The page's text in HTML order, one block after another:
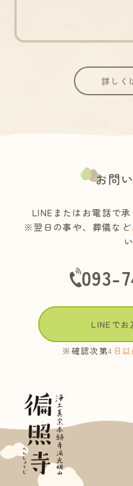
詳しく
お問
LINEまたはお電
※翌日の事や、葬儀など
い
093-
LINEでお
※確認次第4日以